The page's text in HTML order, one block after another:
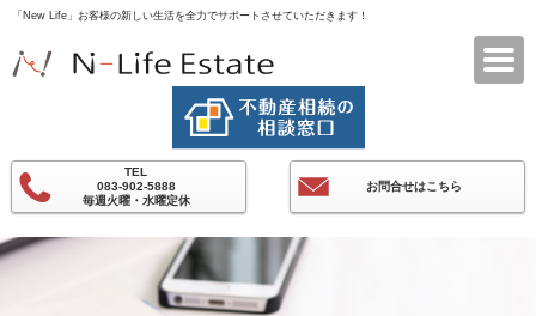
「New Life」お客様の新しい生活を全力でサポートさせていただきます！
TEL
083-902-5888
毎週火曜・水曜定休
お問合せはこちら